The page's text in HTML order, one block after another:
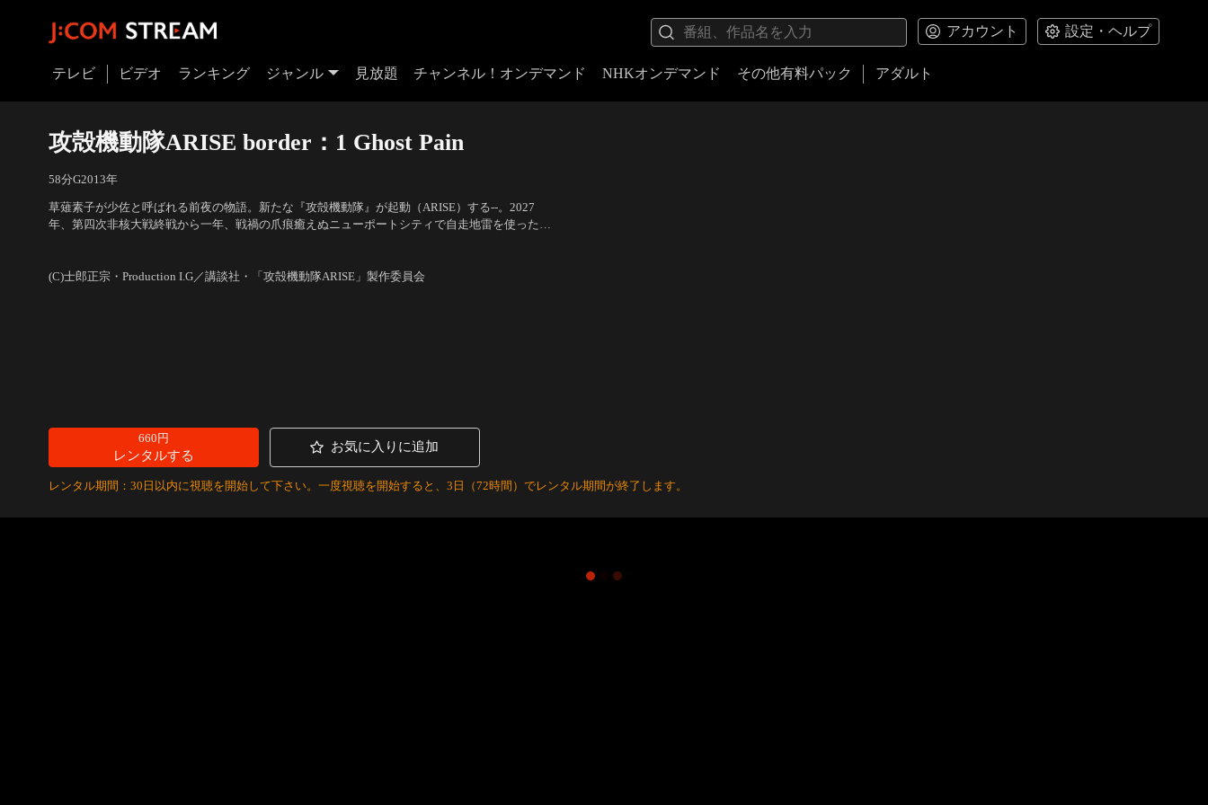
アカウント 設定・ヘルプ
テレビ ビデオ ランキング ジャンル 見放題 チャンネル！オンデマンド NHKオンデマンド その他有料パック アダルト
攻殻機動隊ARISE border：1 Ghost Pain
58分G2013年
草薙素子が少佐と呼ばれる前夜の物語。新たな『攻殻機動隊』が起動（ARISE）する--。2027
年、第四次非核大戦終戦から一年、戦禍の爪痕癒えぬニューポートシティで自走地雷を使った爆
(C)士郎正宗・Production I.G／講談社・「攻殻機動隊ARISE」製作委員会
660円
レンタルする
お気に入りに追加
レンタル期間：30日以内に視聴を開始して下さい。一度視聴を開始すると、3日（72時間）でレンタル期間が終了します。